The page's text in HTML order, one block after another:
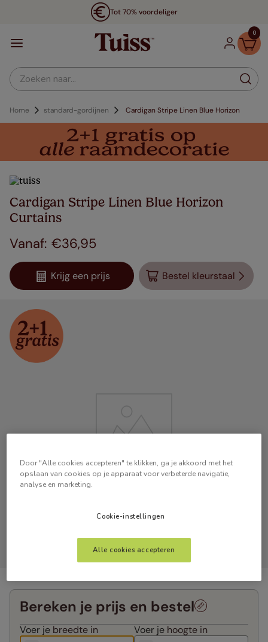
Tot 70% voordeliger
0
Zoeken naar...
Home standard-gordijnen Cardigan Stripe Linen Blue Horizon
Cardigan Stripe Linen Blue Horizon
Curtains
€36,95
Krijg een prijs Bestel kleurstaal
Bereken je prijs en bestel
Voer je breedte in Voer je hoogte in
Door "Alle cookies accepteren" te klikken, ga je akkoord met het
opslaan van cookies op je apparaat voor verbeterde navigatie,
analyse en marketing.
Cookie-instellingen
Alle cookies accepteren